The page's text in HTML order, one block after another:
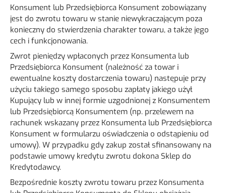
Konsument lub Przedsiębiorca Konsument zobowiązany
jest do zwrotu towaru w stanie niewykraczającym poza
konieczny do stwierdzenia charakter towaru, a także jego
cech i funkcjonowania.
Zwrot pieniędzy wpłaconych przez Konsumenta lub
Przedsiębiorca Konsument (należność za towar i
ewentualne koszty dostarczenia towaru) następuje przy
użyciu takiego samego sposobu zapłaty jakiego użył
Kupujący lub w innej formie uzgodnionej z Konsumentem
lub Przedsiębiorcą Konsumentem (np. przelewem na
rachunek wskazany przez Konsumenta lub Przedsiębiorca
Konsument w formularzu oświadczenia o odstąpieniu od
umowy). W przypadku gdy zakup został sfinansowany na
podstawie umowy kredytu zwrotu dokona Sklep do
Kredytodawcy.
Bezpośrednie koszty zwrotu towaru przez Konsumenta